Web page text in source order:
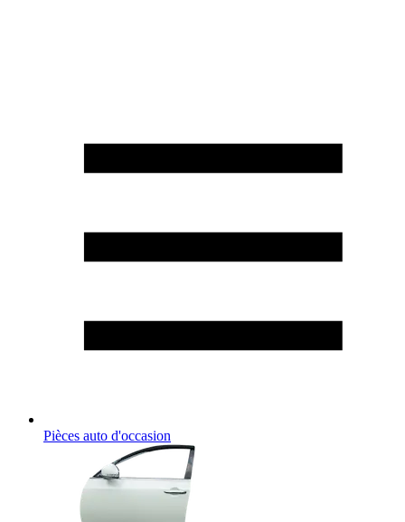
Pièces auto d'occasion